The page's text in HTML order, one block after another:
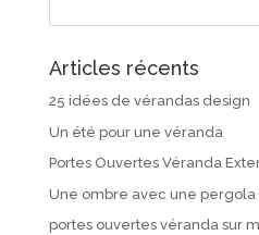
Articles récents
25 idées de vérandas design
Un été pour une véranda
Portes Ouvertes Véranda
Une ombre avec une pergola
portes ouvertes véranda sur